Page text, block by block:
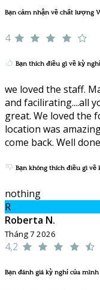
Bạn cảm nhận về chất lượng
4
Bạn thích điều gì về kỳ
we loved the staff.
and facilirating....all
great. We loved the
location was
come back. Well
Bạn không thích điều gì về
nothing
R
Roberta N.
Tháng 7 2026
4,2
Bạn đánh giá kỳ nghỉ của